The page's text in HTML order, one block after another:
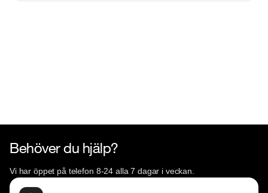
Behöver du hjälp?
Vi har öppet på telefon 8-24 alla 7 dagar i veckan.